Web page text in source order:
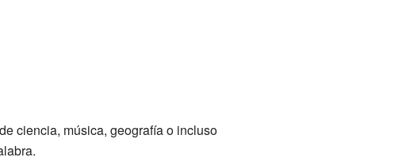
ciencia, música, geografía o incluso